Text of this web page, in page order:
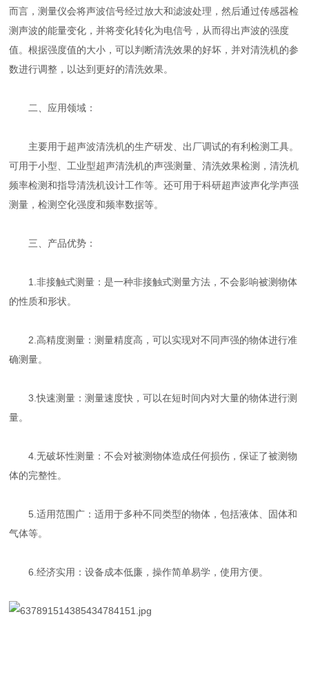
而言，测量仪会将声波信号经过放大和滤波处理，然后通过传感器检
测声波的能量变化，并将变化转化为电信号，从而得出声波的强度
值。根据强度值的大小，可以判断清洗效果的好坏，并对清洗机的参
数进行调整，以达到更好的清洗效果。
二、应用领域：
主要用于超声波清洗机的生产研发、出厂调试的有利检测工具。
可用于小型、工业型超声清洗机的声强测量、清洗效果检测，清洗机
频率检测和指导清洗机设计工作等。还可用于科研超声波声化学声强
测量，检测空化强度和频率数据等。
三、产品优势：
1.非接触式测量：是一种非接触式测量方法，不会影响被测物体
的性质和形状。
2.高精度测量：测量精度高，可以实现对不同声强的物体进行准
确测量。
3.快速测量：测量速度快，可以在短时间内对大量的物体进行测
量。
4.无破坏性测量：不会对被测物体造成任何损伤，保证了被测物
体的完整性。
5.适用范围广：适用于多种不同类型的物体，包括液体、固体和
气体等。
6.经济实用：设备成本低廉，操作简单易学，使用方便。